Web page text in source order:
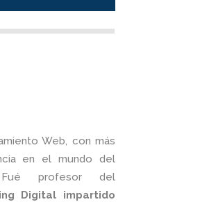
Web, con más
en el mundo del
profesor del
Digital impartido